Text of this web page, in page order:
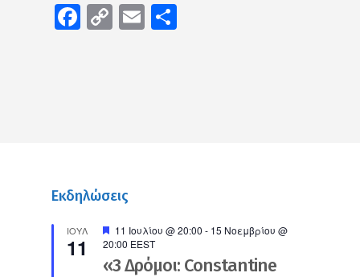
Facebook
CopyEmail
Εκδηλώσεις
ΙΟΎΛ
11
Προτεινόμενο
11 Ιουλίου @ 20:00 - 15 Νοεμβρίου @
20:00 EEST
«3 Δρόμοι: Constantine